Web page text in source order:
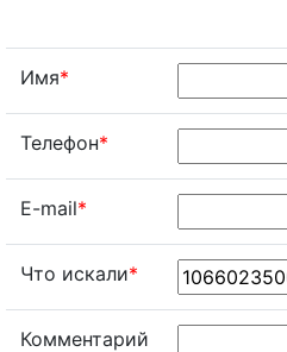
Имя*
Телефон*
E-mail*
Что искали*
Комментарий